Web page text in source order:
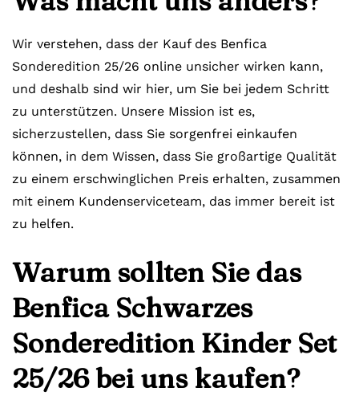
Wir verstehen, dass der Kauf des Benfica
Sonderedition 25/26 online unsicher wirken kann,
und deshalb sind wir hier, um Sie bei jedem Schritt
zu unterstützen. Unsere Mission ist es,
sicherzustellen, dass Sie sorgenfrei einkaufen
können, in dem Wissen, dass Sie großartige Qualität
zu einem erschwinglichen Preis erhalten, zusammen
mit einem Kundenserviceteam, das immer bereit ist
zu helfen.
Warum sollten Sie das
Benfica Schwarzes
Sonderedition Kinder Set
25/26 bei uns kaufen?